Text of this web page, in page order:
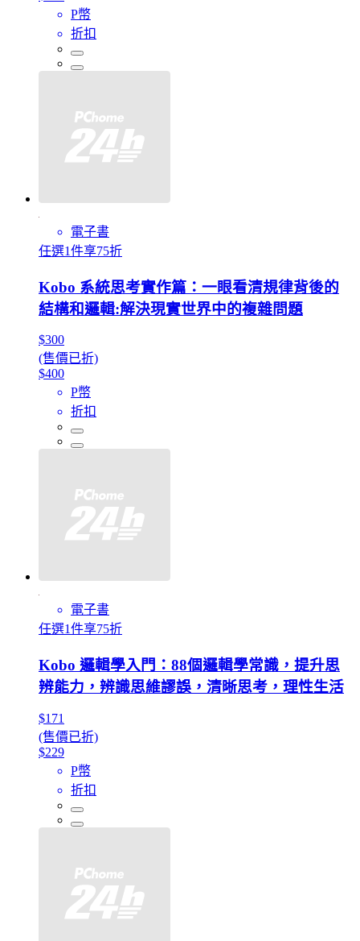
P幣
折扣
電子書
任選1件享75折
Kobo 系統思考實作篇：一眼看清規律背後的
結構和邏輯:解決現實世界中的複雜問題
$300
(售價已折)
$400
P幣
折扣
電子書
任選1件享75折
Kobo 邏輯學入門：88個邏輯學常識，提升思
辨能力，辨識思維謬誤，清晰思考，理性生活
$171
(售價已折)
$229
P幣
折扣